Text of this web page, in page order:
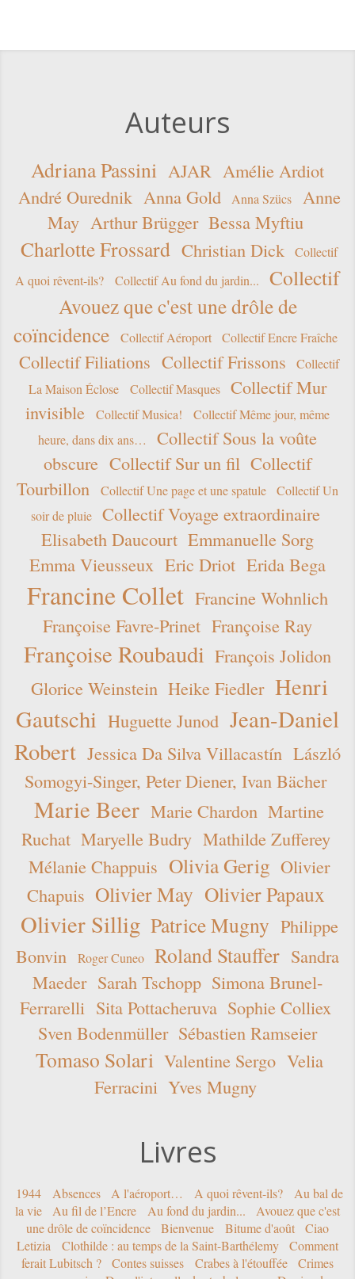
Auteurs
Adriana Passini AJAR Amélie Ardiot
André Ourednik Anna Gold Anna Szücs
Anne
May Arthur Brügger Bessa Myftiu
Charlotte Frossard Christian Dick
Collectif
A quoi rêvent-ils?
Collectif Au fond du jardin...
Collectif
Avouez que c'est une drôle de
coïncidence
Collectif Aéroport Collectif Encre Fraîche
Collectif Filiations Collectif Frissons
Collectif
La Maison Éclose
Collectif Masques
Collectif Mur
invisible
Collectif Musica!
Collectif Même jour, même
heure, dans dix ans…
Collectif Sous la voûte
obscure Collectif Sur un fil Collectif
Tourbillon
Collectif Une page et une spatule
Collectif Un
soir de pluie
Collectif Voyage extraordinaire
Elisabeth Daucourt Emmanuelle Sorg
Emma Vieusseux Eric Driot Erida Bega
Francine Collet Francine Wohnlich
Françoise Favre-Prinet Françoise Ray
Françoise Roubaudi François Jolidon
Glorice Weinstein Heike Fiedler Henri
Gautschi Huguette Junod Jean-Daniel
Robert Jessica Da Silva Villacastín László
Somogyi-Singer, Peter Diener, Ivan Bächer
Marie Beer Marie Chardon Martine
Ruchat Maryelle Budry Mathilde Zufferey
Mélanie Chappuis Olivia Gerig Olivier
Chapuis Olivier May Olivier Papaux
Olivier Sillig Patrice Mugny Philippe
Bonvin
Roger Cuneo Roland Stauffer Sandra
Maeder Sarah Tschopp Simona Brunel-
Ferrarelli Sita Pottacheruva Sophie Colliex
Sven Bodenmüller Sébastien Ramseier
Tomaso Solari Valentine Sergo Velia
Ferracini Yves Mugny
Livres
1944 Absences A l'aéroport… A quoi rêvent-ils?
Au bal de
la vie
Au fil de l’Encre Au fond du jardin...
Avouez que c'est
une drôle de coïncidence
Bienvenue Bitume d'août
Ciao
Letizia
Clothilde : au temps de la Saint-Barthélemy
Comment
ferait Lubitsch ?
Contes suisses Crabes à l'étouffée
Crimes